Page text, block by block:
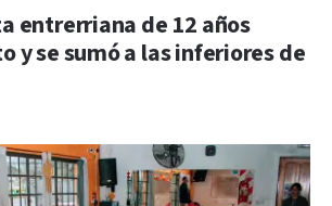
entrerriana de 12 años
y se sumó a las inferiores de